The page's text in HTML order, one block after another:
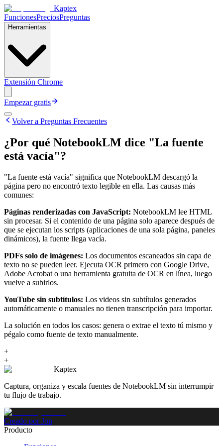
Kaptex
FuncionesPreciosPreguntas
Herramientas
Extensión Chrome
Empezar gratis
Volver a Preguntas Frecuentes
¿Por qué NotebookLM dice "La fuente
está vacía"?
"La fuente está vacía" significa que NotebookLM descargó la
página pero no encontró texto legible en ella. Las causas más
comunes:
Páginas renderizadas con JavaScript: NotebookLM lee HTML
sin procesar. Si el contenido de una página solo aparece después de
que se ejecutan los scripts (aplicaciones de una sola página, paneles
dinámicos), la fuente llega vacía.
PDFs solo de imágenes: Los documentos escaneados sin capa de
texto no se pueden leer. Ejecuta OCR primero con Google Drive,
Adobe Acrobat o una herramienta gratuita de OCR en línea, luego
vuelve a subirlos.
YouTube sin subtítulos: Los videos sin subtítulos generados
automáticamente o manuales no tienen transcripción para importar.
La solución en todos los casos: genera o extrae el texto tú mismo y
pégalo como fuente de texto manualmente.
+
+
Kaptex
Captura, organiza y escala fuentes de NotebookLM sin interrumpir
tu flujo de trabajo.
Creado por Jon
Producto